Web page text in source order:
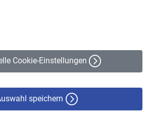
Cookie-Einstellungen
speichern